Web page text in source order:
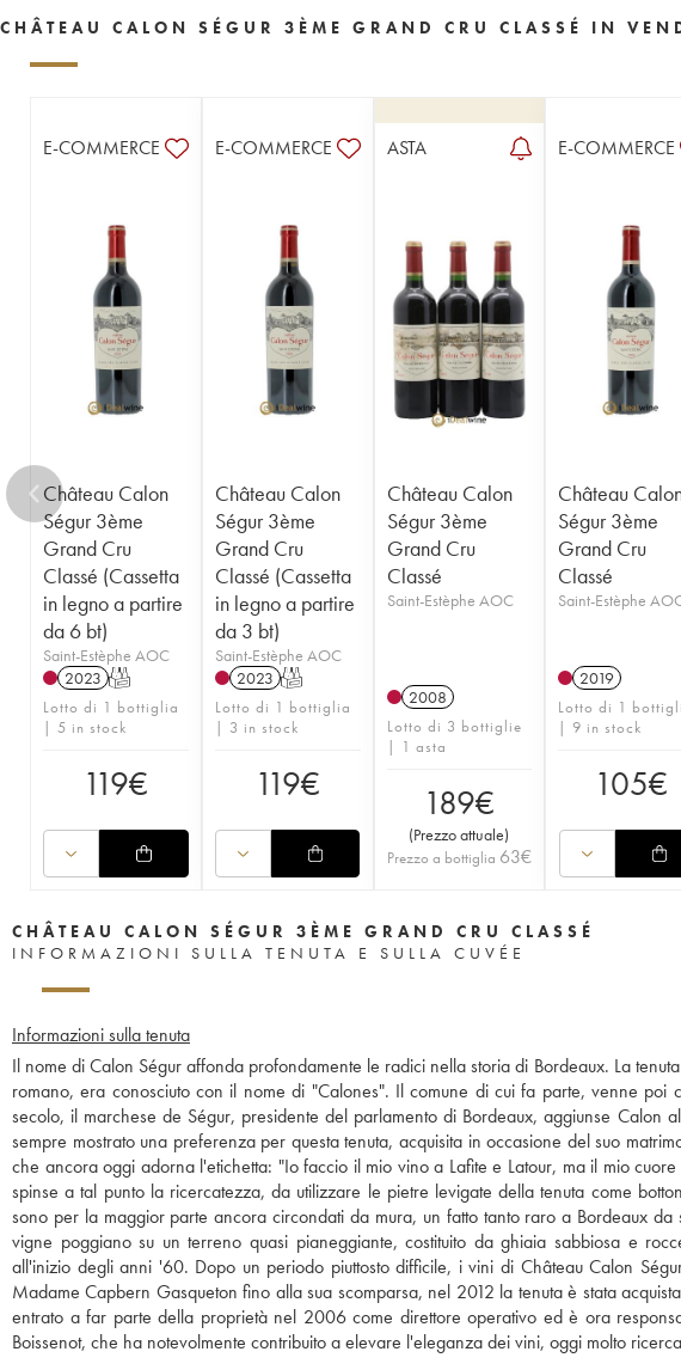
1955
1954 1953 1952
1950
1938
1937 1934 1933
1931
1916
----
CHÂTEAU CALON SÉGUR 3ÈME GRAND CRU CLASSÉ IN
E-COMMERCE
Château Calon
Ségur 3ème
Grand Cru
Classé (Cassetta
in legno a partire
da 6 bt)
Saint-Estèphe AOC
2023 T
Lotto di 1 bottiglia
| 5 in stock
119€
E-COMMERCE
Château Calon
Ségur 3ème
Grand Cru
Classé (Cassetta
in legno a partire
da 3 bt)
Saint-Estèphe AOC
2023 T
Lotto di 1 bottiglia
| 3 in stock
119€
ASTA
Château Calon
Ségur 3ème
Grand Cru
Classé
Saint-Estèphe AOC
2008
Lotto di 3 bottiglie
| 1 asta
189€
(Prezzo attuale)
Prezzo a bottiglia 63€
E-COMMERCE
Château
Ségur 3ème
Grand Cru
Classé
Saint-Estèphe
2019
Lotto di 1
| 9 in stock
105€
CHÂTEAU CALON SÉGUR 3ÈME GRAND CRU CLASSÉ
INFORMAZIONI SULLA TENUTA E SULLA CUVÉE
Informazioni sulla tenuta
Il nome di Calon Ségur affonda profondamente le radici nella storia di Bordeaux. La
romano, era conosciuto con il nome di "Calones". Il comune di cui fa parte, venne poi
secolo, il marchese de Ségur, presidente del parlamento di Bordeaux, aggiunse Calon
sempre mostrato una preferenza per questa tenuta, acquisita in occasione del suo
che ancora oggi adorna l'etichetta: "Io faccio il mio vino a Lafite e Latour, ma il mio
spinse a tal punto la ricercatezza, da utilizzare le pietre levigate della tenuta come
sono per la maggior parte ancora circondati da mura, un fatto tanto raro a Bordeaux da
vigne poggiano su un terreno quasi pianeggiante, costituito da ghiaia sabbiosa e
all'inizio degli anni '60. Dopo un periodo piuttosto difficile, i vini di Château Calon
Madame Capbern Gasqueton fino alla sua scomparsa, nel 2012 la tenuta è stata
entrato a far parte della proprietà nel 2006 come direttore operativo ed è ora
Boissenot, che ha notevolmente contribuito a elevare l'eleganza dei vini, oggi molto